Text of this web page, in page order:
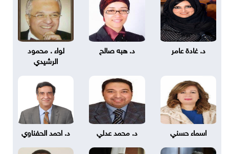
د. غادة عامر د. هبه صالح
لواء . محمود
الرشيدي
اسماء حسني د. محمد عدلي د. احمد الحفناوي